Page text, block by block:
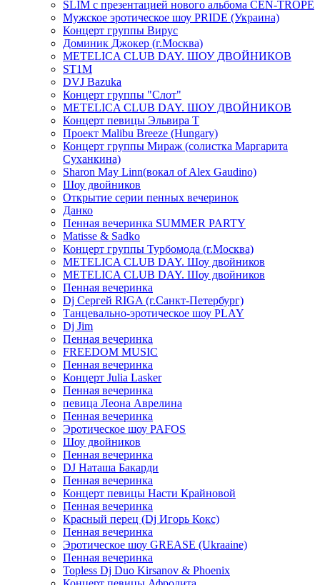
SLIM с презентацией нового альбома CEN-TROPE
Мужское эротическое шоу PRIDE (Украина)
Концерт группы Вирус
Доминик Джокер (г.Москва)
METELICA CLUB DAY. ШОУ ДВОЙНИКОВ
ST1M
DVJ Bazuka
Концерт группы "Слот"
METELICA CLUB DAY. ШОУ ДВОЙНИКОВ
Концерт певицы Эльвира Т
Проект Malibu Breeze (Hungary)
Концерт группы Мираж (солистка Маргарита
Суханкина)
Sharon May Linn(вокал of Alex Gaudino)
Шоу двойников
Открытие серии пенных вечеринок
Данко
Пенная вечеринка SUMMER PARTY
Matisse & Sadko
Концерт группы Турбомода (г.Москва)
METELICA CLUB DAY. Шоу двойников
METELICA CLUB DAY. Шоу двойников
Пенная вечеринка
Dj Сергей RIGA (г.Санкт-Петербург)
Танцевально-эротическое шоу PLAY
Dj Jim
Пенная вечеринка
FREEDOM MUSIC
Пенная вечеринка
Концерт Julia Lasker
Пенная вечеринка
певица Леона Аврелина
Пенная вечеринка
Эротическое шоу PAFOS
Шоу двойников
Пенная вечеринка
DJ Наташа Бакарди
Пенная вечеринка
Концерт певицы Насти Крайновой
Пенная вечеринка
Красный перец (Dj Игорь Кокс)
Пенная вечеринка
Эротическое шоу GREASE (Ukraaine)
Пенная вечеринка
Topless Dj Duo Kirsanov & Phoenix